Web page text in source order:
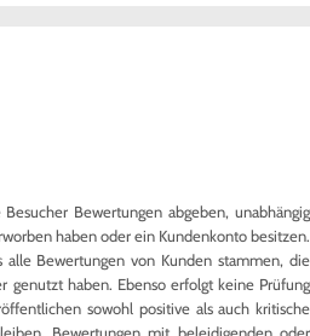
Bewertungen abgeben, unabhängig
haben oder ein Kundenkonto besitzen.
alle Bewertungen von Kunden stammen, die
genutzt haben. Ebenso erfolgt keine Prüfung
sowohl positive als auch kritische